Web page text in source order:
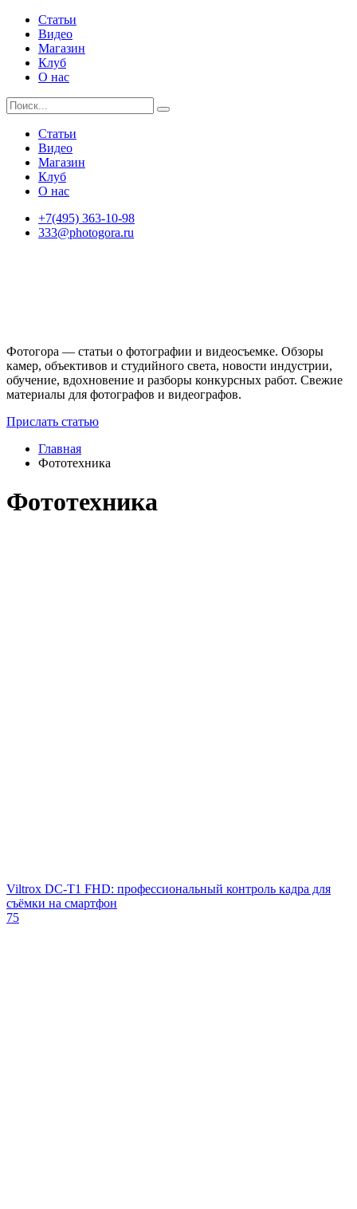
Статьи
Видео
Магазин
Клуб
О нас
Статьи
Видео
Магазин
Клуб
О нас
+7(495) 363-10-98
333@photogora.ru
Фотогора — статьи о фотографии и видеосъемке. Обзоры
камер, объективов и студийного света, новости индустрии,
обучение, вдохновение и разборы конкурсных работ. Свежие
материалы для фотографов и видеографов.
Прислать статью
Главная
Фототехника
Фототехника
Viltrox DC‑T1 FHD: профессиональный контроль кадра для
съёмки на смартфон
75